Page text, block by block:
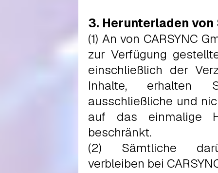
3. Herunterladen
(1) An von CARSYNC
zur Verfügung
einschließlich der
Inhalte, erhalten
ausschließliche und
auf das einmalige
beschränkt.
(2) Sämtliche
verbleiben bei